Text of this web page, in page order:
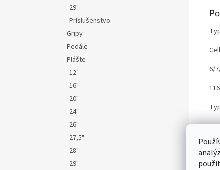
29"
Príslušenstvo
Gripy
Pedále
Plášte
12"
16"
20"
24"
26"
27,5"
28"
29"
6/